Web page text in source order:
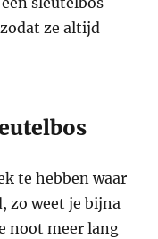
ze altijd
te hebben waar
zo weet je bijna
noot meer lang